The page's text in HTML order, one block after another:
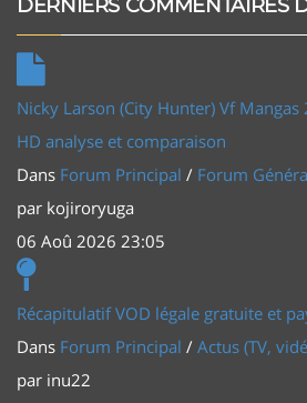
DERNIERS COMMENTAIRES
Nicky Larson (City Hunter) Vf
HD analyse et comparaison
Dans Forum Principal / Forum
par kojiroryuga
06 Aoû 2026 23:05
Récapitulatif VOD légale gratuite et
Dans Forum Principal / Actus (TV,
par inu22